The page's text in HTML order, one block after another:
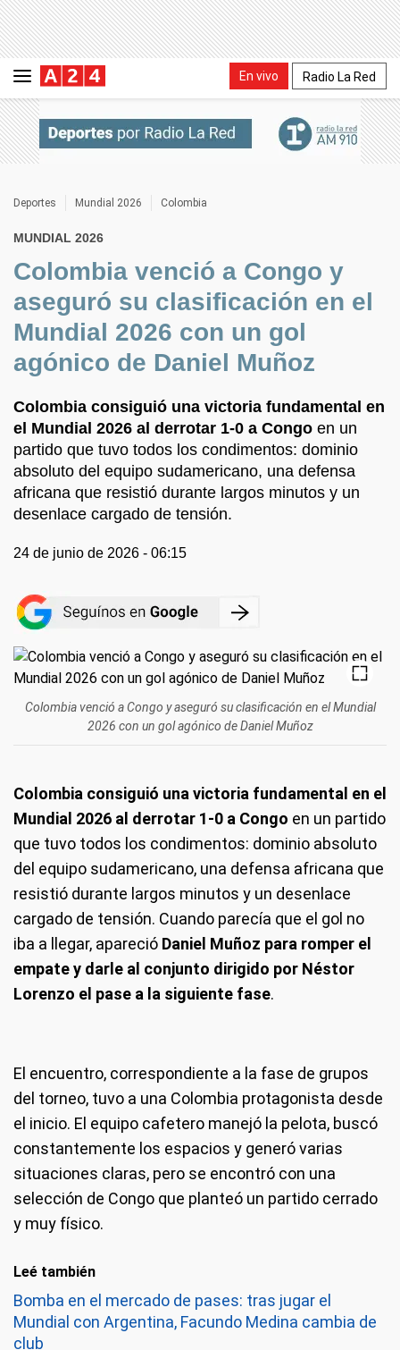
En vivo Radio La Red
Deportes Mundial 2026 Colombia
MUNDIAL 2026
Colombia venció a Congo y
aseguró su clasificación en el
Mundial 2026 con un gol
agónico de Daniel Muñoz
Colombia consiguió una victoria fundamental en
el Mundial 2026 al derrotar 1-0 a Congo en un
partido que tuvo todos los condimentos: dominio
absoluto del equipo sudamericano, una defensa
africana que resistió durante largos minutos y un
desenlace cargado de tensión.
24 de junio de 2026 - 06:15
Colombia venció a Congo y aseguró su clasificación en el Mundial
2026 con un gol agónico de Daniel Muñoz
Colombia consiguió una victoria fundamental en el
Mundial 2026 al derrotar 1-0 a Congo en un partido
que tuvo todos los condimentos: dominio absoluto
del equipo sudamericano, una defensa africana que
resistió durante largos minutos y un desenlace
cargado de tensión. Cuando parecía que el gol no
iba a llegar, apareció Daniel Muñoz para romper el
empate y darle al conjunto dirigido por Néstor
Lorenzo el pase a la siguiente fase.
El encuentro, correspondiente a la fase de grupos
del torneo, tuvo a una Colombia protagonista desde
el inicio. El equipo cafetero manejó la pelota, buscó
constantemente los espacios y generó varias
situaciones claras, pero se encontró con una
selección de Congo que planteó un partido cerrado
y muy físico.
Leé también
Bomba en el mercado de pases: tras jugar el
Mundial con Argentina, Facundo Medina cambia de
club